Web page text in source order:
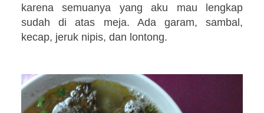
karena semuanya yang aku mau lengkap
sudah di atas meja. Ada garam, sambal,
kecap, jeruk nipis, dan lontong.